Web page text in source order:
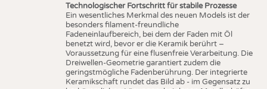
Technologischer Fortschritt für stabile Prozesse
Ein wesentliches Merkmal des neuen Models ist der
besonders filament-freundliche
Fadeneinlaufbereich, bei dem der Faden mit Öl
benetzt wird, bevor er die Keramik berührt –
Voraussetzung für eine flusenfreie Verarbeitung. Die
Dreiwellen-Geometrie garantiert zudem die
geringstmögliche Fadenberührung. Der integrierte
Keramikschaft rundet das Bild ab - im Gegensatz zu